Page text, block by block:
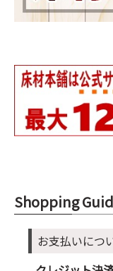
Shopping
お支払いにつ